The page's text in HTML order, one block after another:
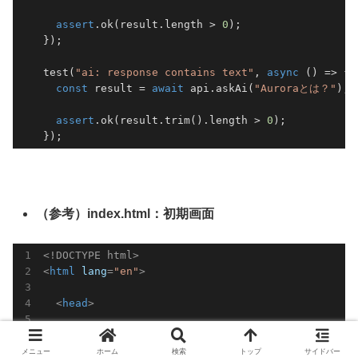
assert .ok(result.length > 0 );
});
test( "ai: response contains text" , async () => {
const result = await api.askAi( "Auroraとは？" );
assert .ok(result.trim().length > 0 );
});
（参考）index.html：初期画面
<!DOCTYPE html>
<html lang="en">
<head>
meta charset "UTF-8"
メニュー ホーム 検索 トップ サイドバー